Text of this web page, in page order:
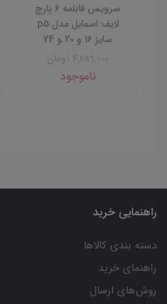
سرویس قابلمه 6 پارچ
لایف اسمایل مدل p5
سایز 16 و 20 و 24
ناموجود
راهنمایی خرید
دسته بندی کالاها
راهنمای خرید
روش‌های ارسال